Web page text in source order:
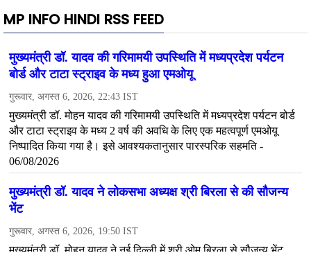
MP INFO HINDI RSS FEED